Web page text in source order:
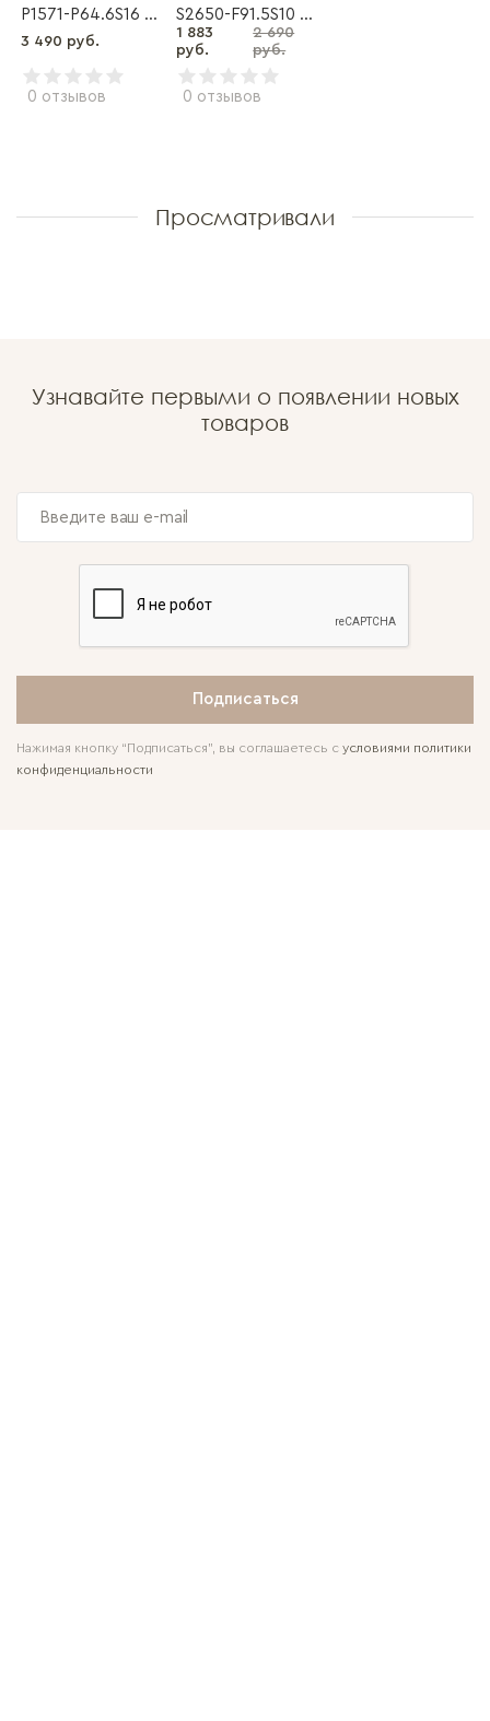
P1571-P64.6S16 Пижама
3 490 руб.
0 отзывов
S2650-F91.5S10 Ночная сорочка
1 883
руб.
2 690
руб.
0 отзывов
Просматривали
Узнавайте первыми о появлении новых
товаров
Подписаться
Нажимая кнопку “Подписаться”, вы соглашаетесь с условиями политики
конфиденциальности